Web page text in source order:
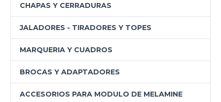
CHAPAS Y CERRADURAS
JALADORES - TIRADORES Y TOPES
MARQUERIA Y CUADROS
BROCAS Y ADAPTADORES
ACCESORIOS PARA MODULO DE MELAMINE